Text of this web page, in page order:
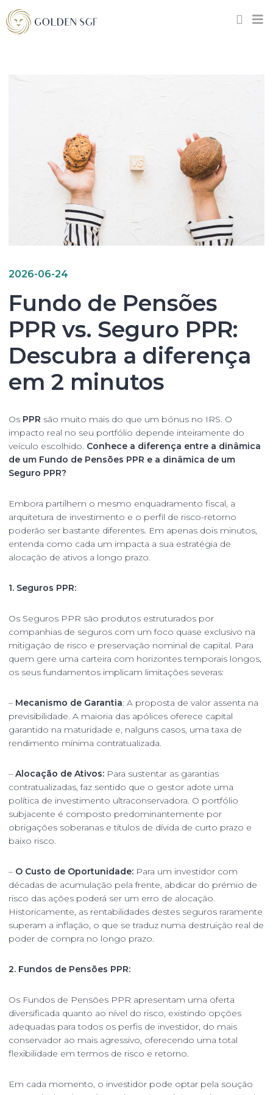
2026-06-24
Fundo de Pensões
PPR vs. Seguro PPR:
Descubra a diferença
em 2 minutos
Os PPR são muito mais do que um bónus no IRS. O
impacto real no seu portfólio depende inteiramente do
veículo escolhido. Conhece a diferença entre a dinâmica
de um Fundo de Pensões PPR e a dinâmica de um
Seguro PPR?
Embora partilhem o mesmo enquadramento fiscal, a
arquitetura de investimento e o perfil de risco-retorno
poderão ser bastante diferentes. Em apenas dois minutos,
entenda como cada um impacta a sua estratégia de
alocação de ativos a longo prazo.
1. Seguros PPR:
Os Seguros PPR são produtos estruturados por
companhias de seguros com um foco quase exclusivo na
mitigação de risco e preservação nominal de capital. Para
quem gere uma carteira com horizontes temporais longos,
os seus fundamentos implicam limitações severas:
– Mecanismo de Garantia: A proposta de valor assenta na
previsibilidade. A maioria das apólices oferece capital
garantido na maturidade e, nalguns casos, uma taxa de
rendimento mínima contratualizada.
– Alocação de Ativos: Para sustentar as garantias
contratualizadas, faz sentido que o gestor adote uma
política de investimento ultraconservadora. O portfólio
subjacente é composto predominantemente por
obrigações soberanas e títulos de dívida de curto prazo e
baixo risco.
– O Custo de Oportunidade: Para um investidor com
décadas de acumulação pela frente, abdicar do prémio de
risco das ações poderá ser um erro de alocação.
Historicamente, as rentabilidades destes seguros raramente
superam a inflação, o que se traduz numa destruição real de
poder de compra no longo prazo.
2. Fundos de Pensões PPR:
Os Fundos de Pensões PPR apresentam uma oferta
diversificada quanto ao nível do risco, existindo opções
adequadas para todos os perfis de investidor, do mais
conservador ao mais agressivo, oferecendo uma total
flexibilidade em termos de risco e retorno.
Em cada momento, o investidor pode optar pela soução